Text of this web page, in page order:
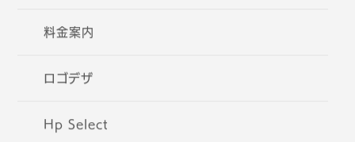
料金案内
ロゴデザ
Hp Select